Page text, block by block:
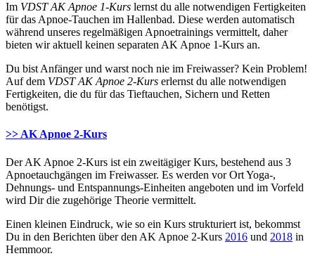
Im VDST AK Apnoe 1-Kurs lernst du alle notwendigen Fertigkeiten
für das Apnoe-Tauchen im Hallenbad. Diese werden automatisch
während unseres regelmäßigen Apnoetrainings vermittelt, daher
bieten wir aktuell keinen separaten AK Apnoe 1-Kurs an.
Du bist Anfänger und warst noch nie im Freiwasser? Kein Problem!
Auf dem VDST AK Apnoe 2-Kurs erlernst du alle notwendigen
Fertigkeiten, die du für das Tieftauchen, Sichern und Retten
benötigst.
>> AK Apnoe 2-Kurs
Der AK Apnoe 2-Kurs ist ein zweitägiger Kurs, bestehend aus 3
Apnoetauchgängen im Freiwasser. Es werden vor Ort Yoga-,
Dehnungs- und Entspannungs-Einheiten angeboten und im Vorfeld
wird Dir die zugehörige Theorie vermittelt.
Einen kleinen Eindruck, wie so ein Kurs strukturiert ist, bekommst
Du in den Berichten über den AK Apnoe 2-Kurs 2016 und 2018 in
Hemmoor.